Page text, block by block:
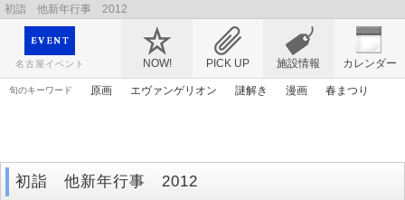
初詣 他新年行事 2012
映画や音楽コンサート、レジャーやアート、テレビ、ショップ、出会い、転職まで名古
屋のイベント情報を幅広く掲載
名古屋イベント NOW! PICK UP カレンダー
施設情報
旬のキーワード 原画 エヴァンゲリオン 謎解き 漫画
春まつり
初詣 他新年行事 2012